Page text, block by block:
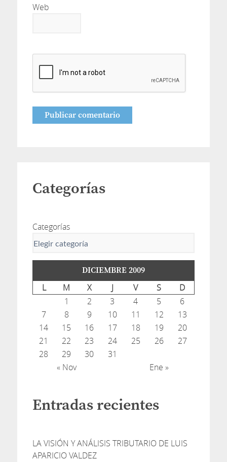
Web
Categorías
Categorías
DICIEMBRE 2009
L M X J V S D
« Nov Ene »
1 2 3 4 5
6
7
8 9 10 11 12
13
14
15 16 17 18 19
20
21
22 23 24 25 26
27
28
29 30 31
Entradas recientes
LA VISIÓN Y ANÁLISIS TRIBUTARIO DE LUIS
APARICIO VALDEZ